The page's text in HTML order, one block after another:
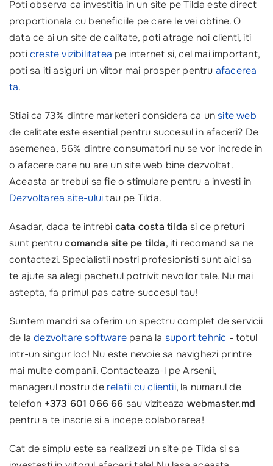
Poti observa ca investitia in un site pe Tilda este direct
proportionala cu beneficiile pe care le vei obtine. O
data ce ai un site de calitate, poti atrage noi clienti, iti
poticreste vizibilitatea pe internet si, cel mai important,
poti sa iti asiguri un viitor mai prosper pentru afacerea
ta.
Stiai ca 73% dintre marketeri considera ca unsite web
de calitate este esential pentru succesul in afaceri? De
asemenea, 56% dintre consumatori nu se vor increde in
o afacere care nu are un site web bine dezvoltat.
Aceasta ar trebui sa fie o stimulare pentru a investi in
Dezvoltarea site-uluitau pe Tilda.
Asadar, daca te intrebi cata costa tilda si ce preturi
sunt pentrucomanda site pe tilda, iti recomand sa ne
contactezi. Specialistii nostri profesionisti sunt aici sa
te ajute sa alegi pachetul potrivit nevoilor tale. Nu mai
astepta, fa primul pas catre succesul tau!
Suntem mandri sa oferim un spectru complet de servicii
de ladezvoltare software pana la suport tehnic - totul
intr-un singur loc! Nu este nevoie sa navighezi printre
mai multe companii. Contacteaza-l pe Arsenii,
managerul nostru de relatii cu clientii, la numarul de
telefon +373 601 066 66 sau viziteaza webmaster.md
pentru a te inscrie si a incepe colaborarea!
Cat de simplu este sa realizezi un site pe Tilda si sa